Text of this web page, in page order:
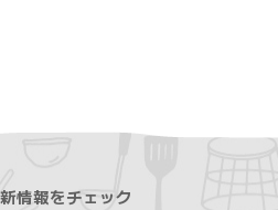
情報をチェック